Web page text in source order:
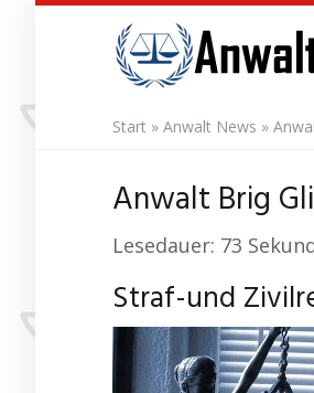
content
Start » Anwalt News »
Anwalt Brig
Lesedauer: 73
Straf-und